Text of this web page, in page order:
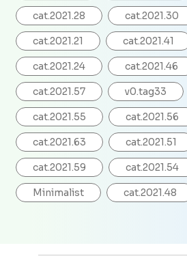
cat.2021.28 cat.2021.30
cat.2021.21 cat.2021.41
cat.2021.24 cat.2021.46
cat.2021.57 v0.tag33
cat.2021.55 cat.2021.56
cat.2021.63 cat.2021.51
cat.2021.59 cat.2021.54
Minimalist cat.2021.48